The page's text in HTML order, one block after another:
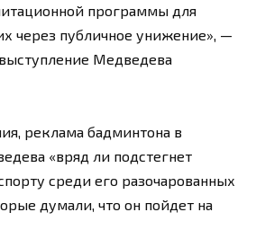
программы для
через публичное унижение», —
Медведева
реклама бадминтона в
«вряд ли подстегнет
среди его разочарованных
думали, что он пойдет на